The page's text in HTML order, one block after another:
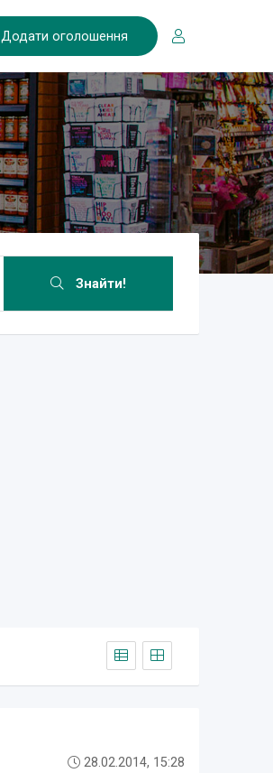
Додати оголошення
Знайти!
28.02.2014, 15:28